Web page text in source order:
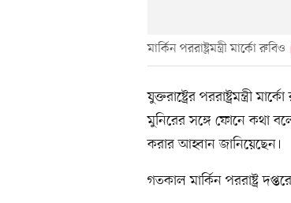
মার্কিন পররাষ্ট্রমন্ত্রী মার্কো রুবিও
যুক্তরাষ্ট্রের পররাষ্ট্রমন্ত্রী
মুনিরের সঙ্গে ফোনে কথা
করার আহ্বান জানিয়েছেন।
গতকাল মার্কিন পররাষ্ট্র